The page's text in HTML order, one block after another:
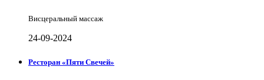
Висцеральный массаж
24-09-2024
Ресторан «Пяти Свечей»